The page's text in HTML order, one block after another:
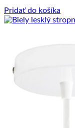
Pridať do košíka